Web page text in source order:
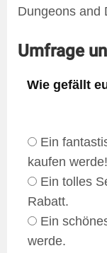
Dungeons and
Umfrage
Wie gefällt
Ein
kaufen werde!
Ein tolles
Rabatt.
Ein
werde.